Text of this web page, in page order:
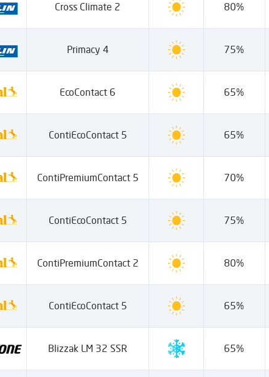
Cross Climate 2 80%
Primacy 4 75%
EcoContact 6 65%
ContiEcoContact 5 65%
ContiPremiumContact 5 70%
ContiEcoContact 5 75%
ContiPremiumContact 2 80%
ContiEcoContact 5 65%
Blizzak LM 32 SSR 65%